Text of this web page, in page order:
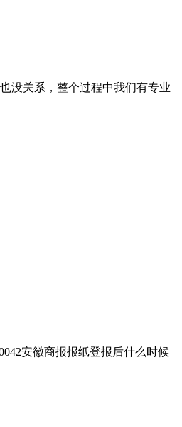
没关系，整个过程中我们有专业
安徽商报报纸登报后什么时候